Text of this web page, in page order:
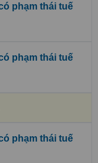
phạm thái tuế
phạm thái tuế
phạm thái tuế